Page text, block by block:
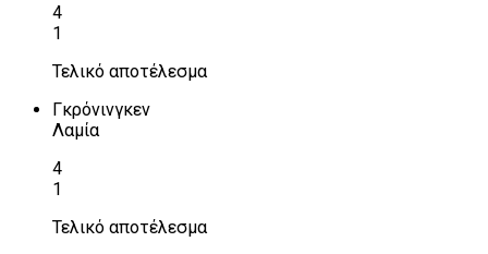
4
1
Τελικό αποτέλεσμα
Γκρόνινγκεν
Λαμία
4
1
Τελικό αποτέλεσμα